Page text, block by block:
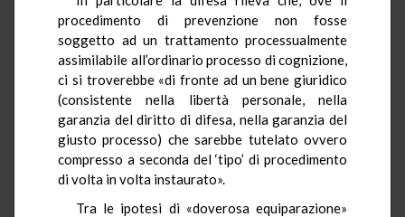
procedimento di prevenzione non fosse
soggetto ad un trattamento processualmente
assimilabile all’ordinario processo di cognizione,
ci si troverebbe «di fronte ad un bene giuridico
(consistente nella libertà personale, nella
garanzia del diritto di difesa, nella garanzia del
giusto processo) che sarebbe tutelato ovvero
compresso a seconda del ‘tipo’ di procedimento
di volta in volta instaurato».
Tra le ipotesi di «doverosa equiparazione»